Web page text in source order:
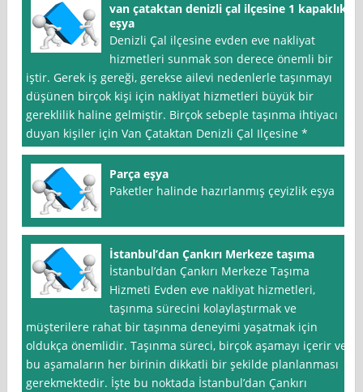
van çataktan denizli çal ilçesine 1 kapaklık
eşya
Denizli Çal ilçesine evden eve nakliyat
hizmetleri sunmak son derece önemli bir
iştir. Gerek iş gereği, gerekse ailevi nedenlerle taşınmayı
düşünen birçok kişi için nakliyat hizmetleri büyük bir
gereklilik haline gelmiştir. Birçok sebeple taşınma ihtiyacı
duyan kişiler için Van Çataktan Denizli Çal Ilçesine *
Parça eşya
Paketler halinde hazırlanmış çeyizlik eşya
İstanbul’dan Çankırı Merkeze taşıma
İstanbul’dan Çankırı Merkeze Taşıma
Hizmeti Evden eve nakliyat hizmetleri,
taşınma sürecini kolaylaştırmak ve
müşterilere rahat bir taşınma deneyimi yaşatmak için
oldukça önemlidir. Taşınma süreci, birçok aşamayı içerir ve
bu aşamaların her birinin dikkatli bir şekilde planlanması
gerekmektedir. İşte bu noktada İstanbul’dan Çankırı